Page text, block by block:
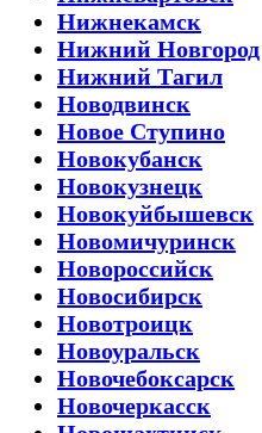
Нижнекамск
Нижний Новгород
Нижний Тагил
Новодвинск
Новое Ступино
Новокубанск
Новокузнецк
Новокуйбышевск
Новомичуринск
Новороссийск
Новосибирск
Новотроицк
Новоуральск
Новочебоксарск
Новочеркасск